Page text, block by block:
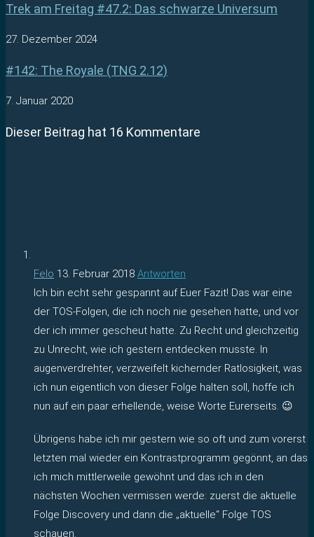
Trek am Freitag #47.2: Das schwarze Universum
27. Dezember 2024
#142: The Royale (TNG 2.12)
7. Januar 2020
Dieser Beitrag hat 16 Kommentare
Felo 13. Februar 2018 Antworten
Ich bin echt sehr gespannt auf Euer Fazit! Das war eine
der TOS-Folgen, die ich noch nie gesehen hatte, und vor
der ich immer gescheut hatte. Zu Recht und gleichzeitig
zu Unrecht, wie ich gestern entdecken musste. In
augenverdrehter, verzweifelt kichernder Ratlosigkeit, was
ich nun eigentlich von dieser Folge halten soll, hoffe ich
nun auf ein paar erhellende, weise Worte Eurerseits. 😉
Übrigens habe ich mir gestern wie so oft und zum vorerst
letzten mal wieder ein Kontrastprogramm gegönnt, an das
ich mich mittlerweile gewöhnt und das ich in den
nächsten Wochen vermissen werde: zuerst die aktuelle
Folge Discovery und dann die „aktuelle“ Folge TOS
schauen.